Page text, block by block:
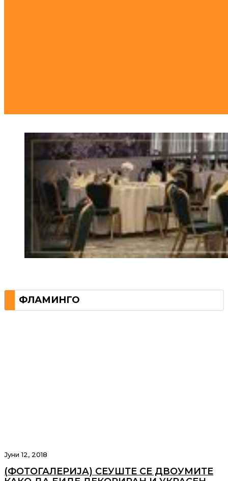
ФЛАМИНГО
Јуни 12, 2018
(ФОТОГАЛЕРИЈА) СЕУШТЕ СЕ ДВОУМИТЕ